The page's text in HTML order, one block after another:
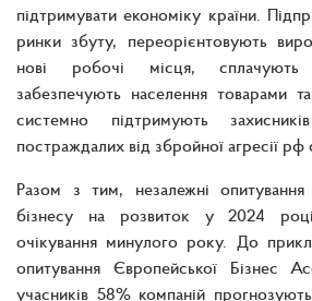
підтримувати економіку країни.
ринки збуту, переорієнтовують
нові робочі місця, сплачують
забезпечують населення товарами
системно підтримують
постраждалих від збройної агресії рф
Разом з тим, незалежні
бізнесу на розвиток у 2024
очікування минулого року. До
опитування Європейської Бізнес
учасників 58% компаній